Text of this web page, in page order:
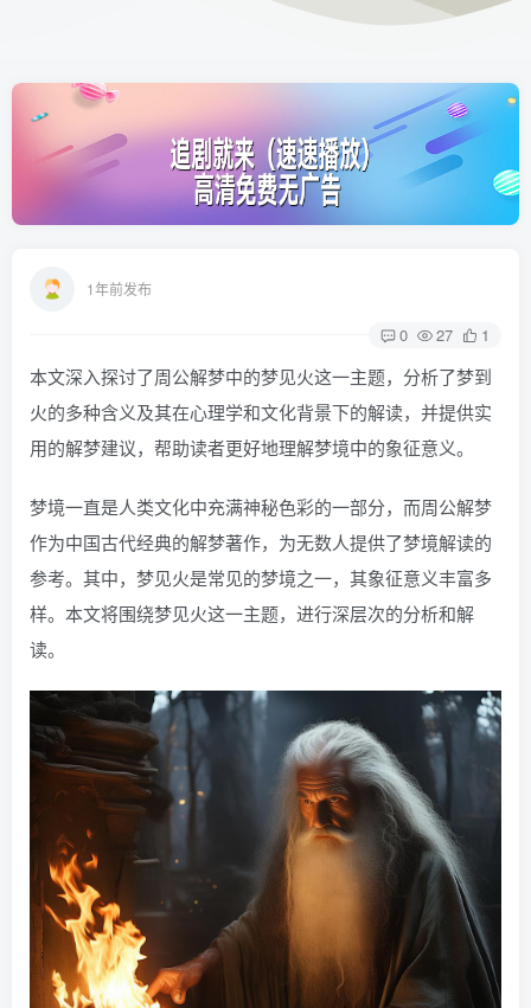
1年前发布
0 27 1
本文深入探讨了周公解梦中的梦见火这一主题，分析了梦到
火的多种含义及其在心理学和文化背景下的解读，并提供实
用的解梦建议，帮助读者更好地理解梦境中的象征意义。
梦境一直是人类文化中充满神秘色彩的一部分，而周公解梦
作为中国古代经典的解梦著作，为无数人提供了梦境解读的
参考。其中，梦见火是常见的梦境之一，其象征意义丰富多
样。本文将围绕梦见火这一主题，进行深层次的分析和解
读。